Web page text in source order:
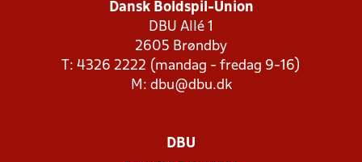
Dansk Boldspil-Union
DBU Allé 1
2605 Brøndby
T: 4326 2222 (mandag - fredag 9-16)
M: dbu@dbu.dk
DBU